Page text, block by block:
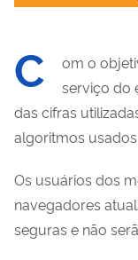
C
om o
serviço do
das cifras
algoritmos
Os usuários dos
navegadores
seguras e não